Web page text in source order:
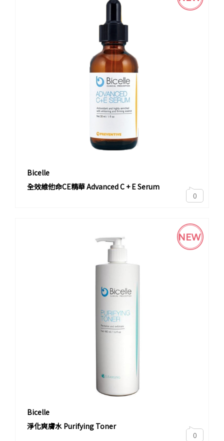
Bicelle
全效維他命CE精華 Advanced C + E Serum
0
Bicelle
淨化爽膚水 Purifying Toner
NEW
0